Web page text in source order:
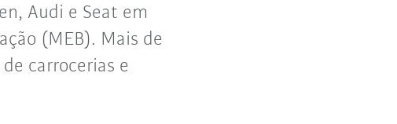
Audi e Seat em
(MEB). Mais de
carrocerias e